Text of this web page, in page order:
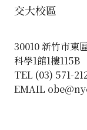
交大校區
30010 新竹市東
科學1館1樓115B
TEL (03) 571-
EMAIL